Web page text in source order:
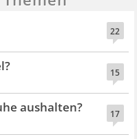
22
15
17
aushalten?